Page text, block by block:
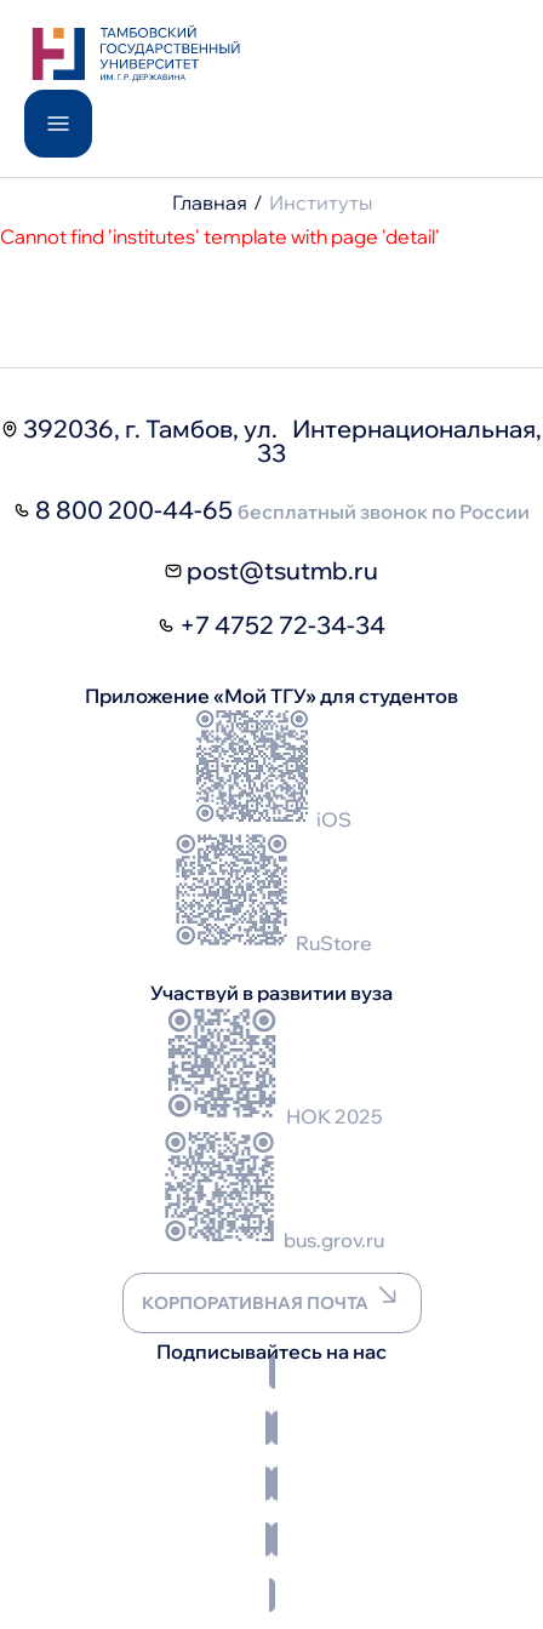
Поступление
Институты
Университет
Школьникам
Студентам
Доп. образование
Сведения об образовательной организации
Главная
Институты
Cannot find 'institutes' template with page 'detail'
392036, г. Тамбов, ул. Интернациональная,
33
8 800 200-44-65 бесплатный звонок по России
post@tsutmb.ru
+7 4752 72-34-34
Приложение «Мой ТГУ» для студентов
iOS
RuStore
Участвуй в развитии вуза
НОК 2025
bus.grov.ru
КОРПОРАТИВНАЯ ПОЧТА
Подписывайтесь на нас
Поиск по сайту
Популярные запросы
Медицинский институт
Телефонный справочник
Педагогический институт